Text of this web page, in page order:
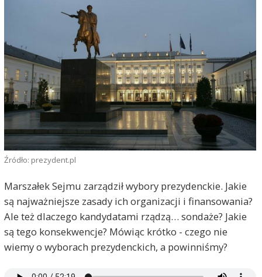
Źródło: prezydent.pl
Marszałek Sejmu zarządził wybory prezydenckie. Jakie
są najważniejsze zasady ich organizacji i finansowania?
Ale też dlaczego kandydatami rządzą… sondaże? Jakie
są tego konsekwencje? Mówiąc krótko - czego nie
wiemy o wyborach prezydenckich, a powinniśmy?